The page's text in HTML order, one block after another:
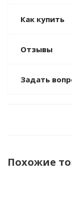
Как купить
Отзывы
Задать
Похожие